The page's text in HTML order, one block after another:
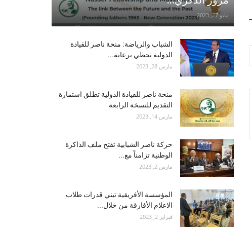
مايو 27, 2023
الشباب والرياضة: منحة ناصر للقيادة
الدولية تحظي برعاية...
مارس 28, 2023
منحة ناصر للقيادة الدولية تطلق استمارة
التقديم للنسخة الرابعة
مارس 14, 2023
حركة ناصر الشبابية تفتح ملف الذاكرة
الوطنية تزامناً مع...
مارس 2, 2023
المؤسسة الأفريقية تبني قدرات طلاب
الاعلام الأفارقة من خلال...
فبراير 2, 2023